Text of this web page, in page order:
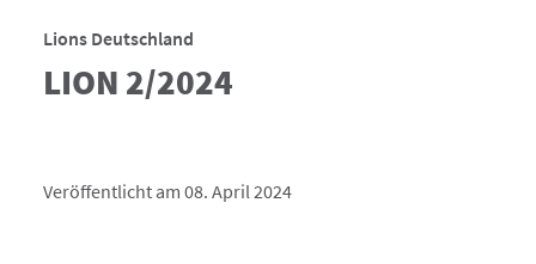
Lions Deutschland
LION 2/2024
Veröffentlicht am 08. April 2024